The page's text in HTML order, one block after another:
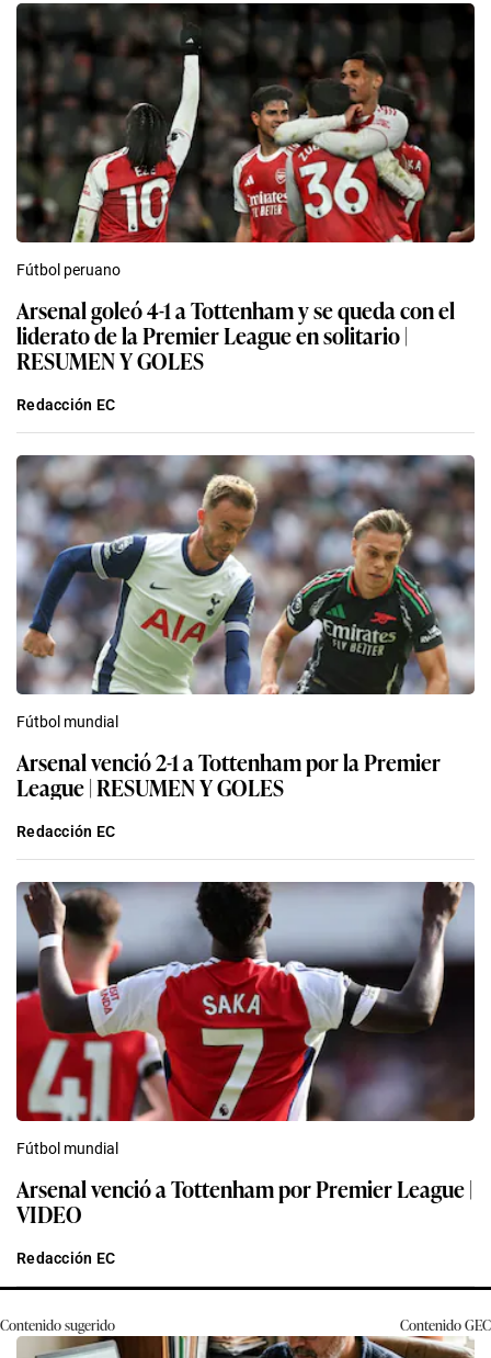
Fútbol peruano
Arsenal goleó 4-1 a Tottenham y se queda con el
liderato de la Premier League en solitario |
RESUMEN Y GOLES
Redacción EC
Fútbol mundial
Arsenal venció 2-1 a Tottenham por la Premier
League | RESUMEN Y GOLES
Redacción EC
Fútbol mundial
Arsenal venció a Tottenham por Premier League |
VIDEO
Redacción EC
Contenido sugerido ContenidoGEC